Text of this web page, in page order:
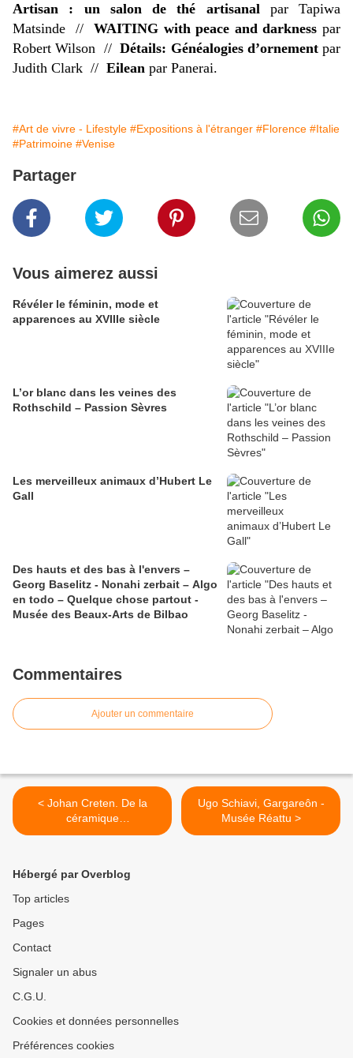
Artisan : un salon de thé artisanalpar Tapiwa
Matsinde //WAITING with peace and darkness par
Robert Wilson //Détails: Généalogies d’ornementpar
Judith Clark // Eilean par Panerai.
#Art de vivre - Lifestyle #Expositions à l'étranger #Florence #Italie
#Patrimoine #Venise
Partager
Vous aimerez aussi
​​​​​​​Révéler le féminin, mode et
apparences au XVIIIe siècle
L’or blanc dans les veines des
Rothschild – Passion Sèvres
Les merveilleux animaux d’Hubert Le
Gall
Des hauts et des bas à l'envers –
Georg Baselitz - Nonahi zerbait – Algo
en todo – Quelque chose partout -
Musée des Beaux-Arts de Bilbao
Commentaires
Ajouter un commentaire
< Johan Creten. De la
céramique
comme palimpseste de
Ugo Schiavi, Gargareôn -
Musée Réattu >
Hébergé par Overblog
Top articles
Pages
Contact
Signaler un abus
C.G.U.
Cookies et données personnelles
Préférences cookies